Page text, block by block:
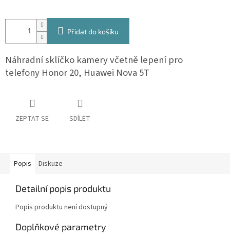
Přidat do košíku
Náhradní sklíčko kamery včetně lepení pro
telefony Honor 20, Huawei Nova 5T
ZEPTAT SE SDÍLET
Popis Diskuze
Detailní popis produktu
Popis produktu není dostupný
Doplňkové parametry